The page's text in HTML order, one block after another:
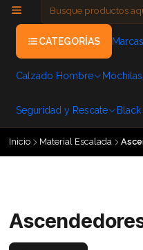
CATEGORÍAS Marcas
Calzado Hombre Mochilas
Seguridad y Rescate
Inicio Material Escalada